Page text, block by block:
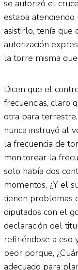
se autorizó el
estaba
asistirlo, tenía que
autorización
la torre misma
Dicen que el
frecuencias, claro
otra para
nunca instruyó al
la frecuencia de
monitorear la
solo había dos
momentos, ¿Y el
tienen problemas
diputados con el
declaración del
refiriéndose a eso
peor porque,
adecuado para